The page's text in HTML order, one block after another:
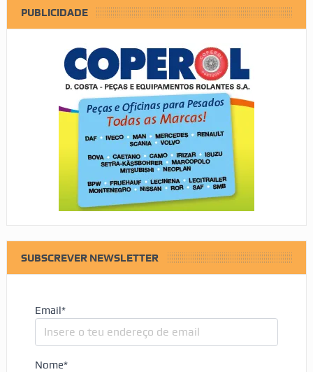
PUBLICIDADE
SUBSCREVER NEWSLETTER
Email*
Nome*